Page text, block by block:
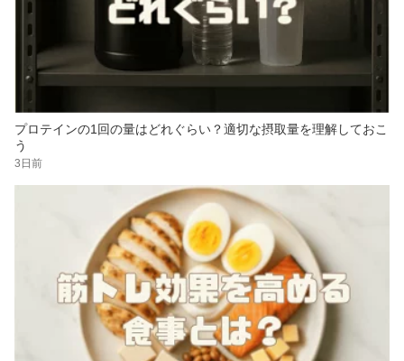
プロテインの1回の量はどれぐらい？適切な摂取量を理解しておこ
う
3日前